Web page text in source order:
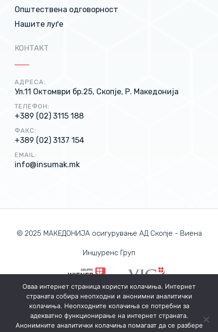
Општествена одговорност
Нашите луѓе
КОНТАКТ
АДРЕСА:
Ул.11 Октомври бр.25, Скопје, Р. Македонија
ТЕЛЕФОН:
+389 (02) 3115 188
ФАКС:
+389 (02) 3137 154
EMAIL:
info@insumak.mk
© 2025 МАКЕДОНИЈА осигурување АД Скопје - Виена
Иншуренс Груп
ПОЛИТИКА ЗА ПРИВАТНОСТ
ПОЛИТИКА ЗА КОЛАЧИЊА
Оваа интернет страница користи колачиња. Интернет
страната собира неопходни и анонимни аналитички
колачиња. Неопходните колачиња се потребни за
адекватно функционирање на интернет страната.
Анонимните аналитички колачиња помагаат да се разбере